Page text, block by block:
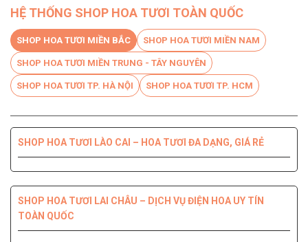
HỆ THỐNG SHOP HOA TƯƠI TOÀN QUỐC
SHOP HOA TƯƠI MIỀN BẮC SHOP HOA TƯƠI MIỀN NAM
SHOP HOA TƯƠI MIỀN TRUNG - TÂY NGUYÊN
SHOP HOA TƯƠI TP. HÀ NỘI SHOP HOA TƯƠI TP. HCM
SHOP HOA TƯƠI LÀO CAI – HOA TƯƠI ĐA DẠNG, GIÁ RẺ
SHOP HOA TƯƠI LAI CHÂU – DỊCH VỤ ĐIỆN HOA UY TÍN
TOÀN QUỐC
LƯỢNG HÀNG ĐẦU
ĐẦU